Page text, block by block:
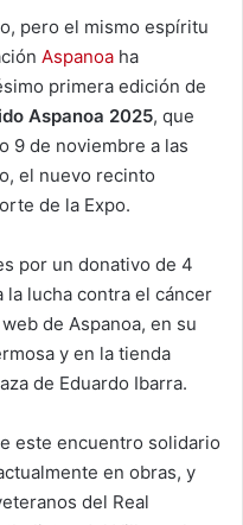
pero el mismo espíritu
Aspanoa ha
primera edición de
Aspanoa 2025, que
9 de noviembre a las
el nuevo recinto
de la Expo.
por un donativo de 4
lucha contra el cáncer
de Aspanoa, en su
y en la tienda
de Eduardo Ibarra.
este encuentro solidario
en obras, y
del Real